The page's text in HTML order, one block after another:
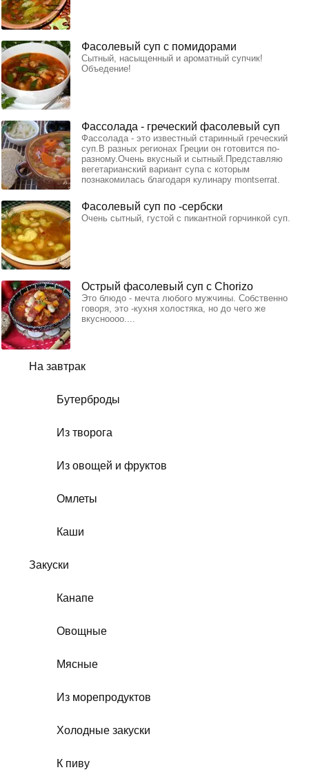
На завтрак
Бутерброды
Из творога
Из овощей и фруктов
Омлеты
Каши
Закуски
Канапе
Овощные
Мясные
Из морепродуктов
Холодные закуски
К пиву
Фасолевый суп с помидорами
Сытный, насыщенный и ароматный супчик!
Объедение!
Фассолада - греческий фасолевый суп
Фассолада - это известный старинный греческий
суп.В разных регионах Греции он готовится по-
разному.Очень вкусный и сытный.Представляю
вегетарианский вариант супа с которым
познакомилась благодаря кулинару montserrat.
Фасолевый суп по -сербски
Очень сытный, густой с пикантной горчинкой суп.
Острый фасолевый суп с Chorizo
Это блюдо - мечта любого мужчины. Собственно
говоря, это -кухня холостяка, но до чего же
вкусноооо....